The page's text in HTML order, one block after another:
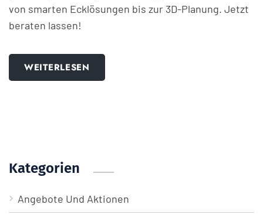
von smarten Ecklösungen bis zur 3D-Planung. Jetzt
beraten lassen!
WEITERLESEN
Kategorien
Angebote Und Aktionen